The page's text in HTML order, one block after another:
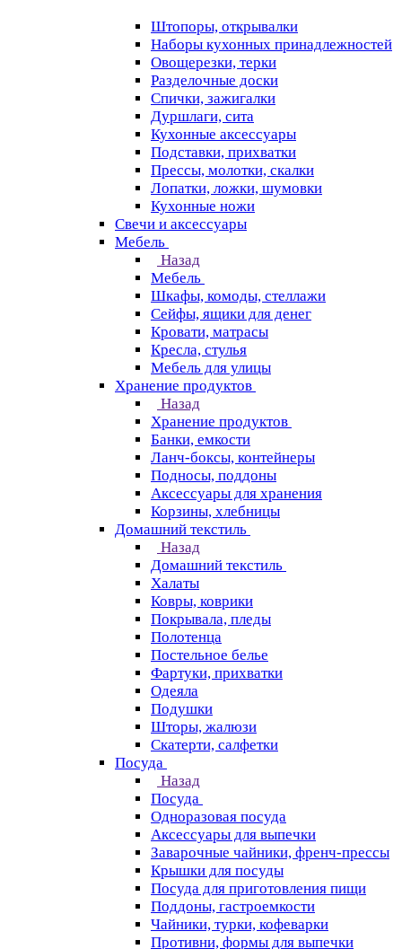
Штопоры, открывалки
Наборы кухонных принадлежностей
Овощерезки, терки
Разделочные доски
Спички, зажигалки
Дуршлаги, сита
Кухонные аксессуары
Подставки, прихватки
Прессы, молотки, скалки
Лопатки, ложки, шумовки
Кухонные ножи
Свечи и аксессуары
Мебель
Назад
Мебель
Шкафы, комоды, стеллажи
Сейфы, ящики для денег
Кровати, матрасы
Кресла, стулья
Мебель для улицы
Хранение продуктов
Назад
Хранение продуктов
Банки, емкости
Ланч-боксы, контейнеры
Подносы, поддоны
Аксессуары для хранения
Корзины, хлебницы
Домашний текстиль
Назад
Домашний текстиль
Халаты
Ковры, коврики
Покрывала, пледы
Полотенца
Постельное белье
Фартуки, прихватки
Одеяла
Подушки
Шторы, жалюзи
Скатерти, салфетки
Посуда
Назад
Посуда
Одноразовая посуда
Аксессуары для выпечки
Заварочные чайники, френч-прессы
Крышки для посуды
Посуда для приготовления пищи
Поддоны, гастроемкости
Чайники, турки, кофеварки
Противни, формы для выпечки